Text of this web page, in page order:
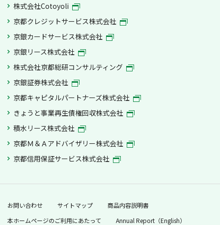
株式会社Cotoyoli
京都クレジットサービス株式会社
京銀カードサービス株式会社
京銀リース株式会社
株式会社京都総研コンサルティング
京銀証券株式会社
京都キャピタルパートナーズ株式会社
きょうと事業再生債権回収株式会社
積水リース株式会社
京都Ｍ＆Ａアドバイザリー株式会社
京都信用保証サービス株式会社
お問い合わせ サイトマップ
商品内容説明書
本ホームページのご利用にあたって
Annual Report（English）